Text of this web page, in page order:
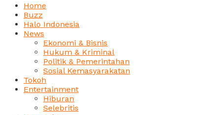
Home
Buzz
Halo Indonesia
News
Ekonomi & Bisnis
Hukum & Kriminal
Politik & Pemerintahan
Sosial Kemasyarakatan
Tokoh
Entertainment
Hiburan
Selebritis